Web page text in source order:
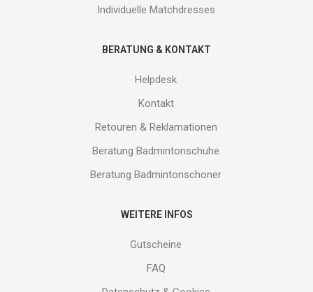
Individuelle Matchdresses
BERATUNG & KONTAKT
Helpdesk
Kontakt
Retouren & Reklamationen
Beratung Badmintonschuhe
Beratung Badmintonschoner
WEITERE INFOS
Gutscheine
FAQ